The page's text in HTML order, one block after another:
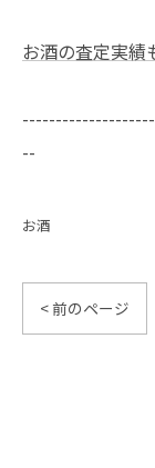
お酒の査定実績
--
お酒
< 前のページ